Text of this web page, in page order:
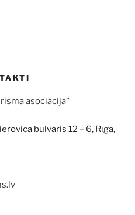
asociācija”
bulvāris 12 – 6, Rīga,